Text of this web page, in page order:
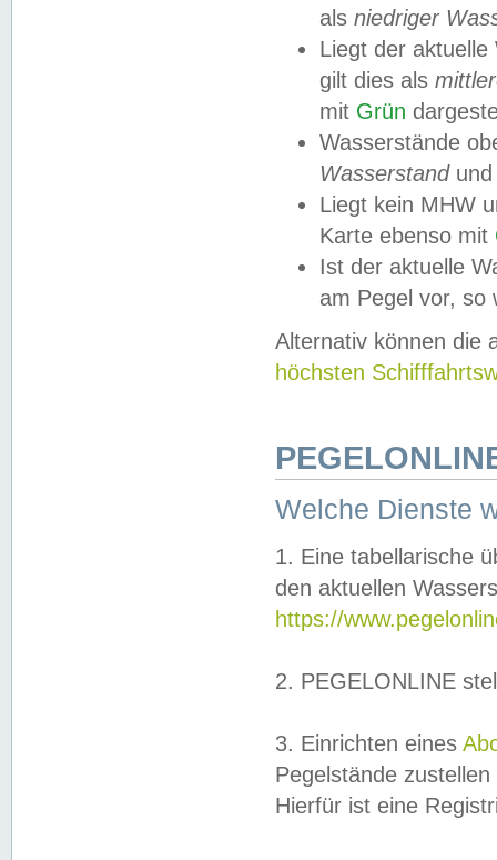
als niedriger
Liegt der
gilt dies als
mit Grün
Wasserstände
Wasserstandund
Liegt kein MHW
Karte ebenso mit
Ist der aktuelle
am Pegel vor,
Alternativ können die
höchsten
Welche Dienste
1. Eine tabellarische
den aktuellen
https://
2. PEGELONLINE
3. Einrichten eines
Pegelstände
Hierfür ist eine